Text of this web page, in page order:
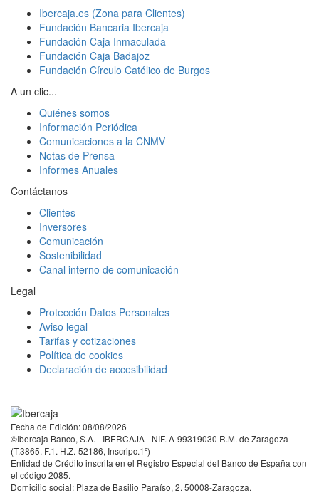
Ibercaja.es (Zona para Clientes)
Fundación Bancaria Ibercaja
Fundación Caja Inmaculada
Fundación Caja Badajoz
Fundación Círculo Católico de Burgos
A un clic...
Quiénes somos
Información Periódica
Comunicaciones a la CNMV
Notas de Prensa
Informes Anuales
Contáctanos
Clientes
Inversores
Comunicación
Sostenibilidad
Canal interno de comunicación
Legal
Protección Datos Personales
Aviso legal
Tarifas y cotizaciones
Política de cookies
Declaración de accesibilidad
Fecha de Edición: 08/08/2026
©Ibercaja Banco, S.A. - IBERCAJA - NIF. A-99319030 R.M. de Zaragoza
(T.3865. F.1. H.Z.-52186, Inscripc.1º)
Entidad de Crédito inscrita en el Registro Especial del Banco de España con
el código 2085.
Domicilio social: Plaza de Basilio Paraíso, 2. 50008-Zaragoza.